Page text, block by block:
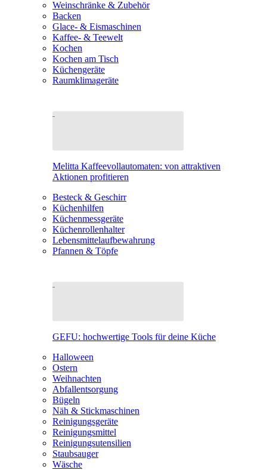
Weinschränke & Zubehör
Backen
Glace- & Eismaschinen
Kaffee- & Teewelt
Kochen
Kochen am Tisch
Küchengeräte
Raumklimageräte
Melitta Kaffeevollautomaten: von attraktiven
Aktionen profitieren
Besteck & Geschirr
Küchenhilfen
Küchenmessgeräte
Küchenrollenhalter
Lebensmittelaufbewahrung
Pfannen & Töpfe
GEFU: hochwertige Tools für deine Küche
Halloween
Ostern
Weihnachten
Abfallentsorgung
Bügeln
Näh & Stickmaschinen
Reinigungsgeräte
Reinigungsmittel
Reinigungsutensilien
Staubsauger
Wäsche